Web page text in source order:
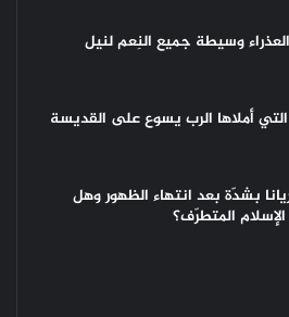
وسيطة جميع النِعم لنيل
أملاها الرب يسوع على القديسة
بشدّة بعد انتهاء الظهور وهل
المتطرّف؟